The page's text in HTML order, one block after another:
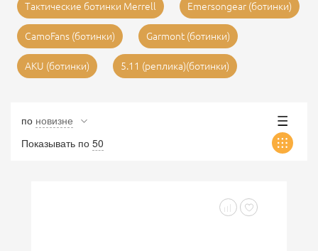
Тактические ботинки Merrell Emersongear (ботинки)
CamoFans (ботинки) Garmont (ботинки)
AKU (ботинки) 5.11 (реплика)(ботинки)
по новизне
Показывать по 50